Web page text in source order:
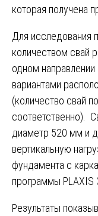
которая получена
Для исследования
количеством свай
одном
вариантами
(количество свай
соответственно).
диаметр 520 мм и
вертикальную
фундамента с
программы PLAXIS
Результаты